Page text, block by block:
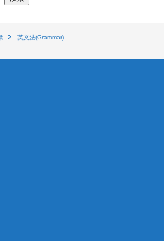
英文法(Grammar)